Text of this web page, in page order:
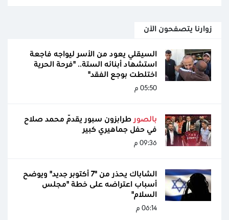
زوارنا يتصفحون الآن
السيقلي يعود من الأسر ليواجه فاجعة
استشهاد أبنائه الستة.. "فرحة الحرية
اختلطت بوجع الفقد"
05:50 م
بالصور طرابزون سبور يقدّم محمد صلاح
في حفل جماهيري كبير
09:36 م
الشاباك يحذر من "7 أكتوبر جديد" ويوضح
أسباب اعتراضه على خطة "مجلس
السلام"
06:14 م